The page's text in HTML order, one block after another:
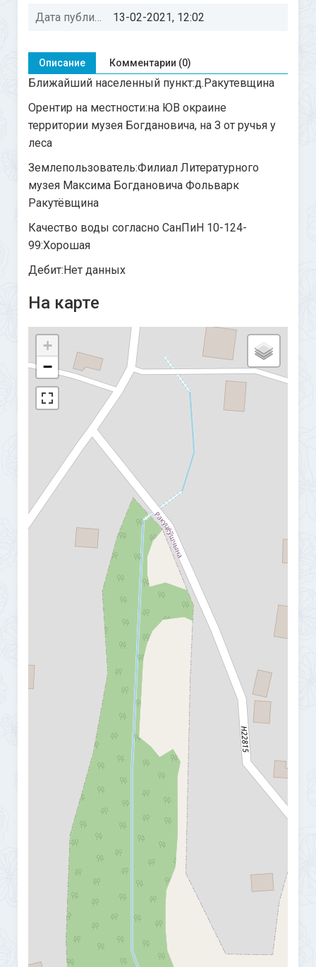
Дата публикации: 13-02-2021, 12:02
Описание Комментарии (0)
Ближайший населенный пункт:д.Ракутевщина
Орентир на местности:на ЮВ окраине
территории музея Богдановича, на З от ручья у
леса
Землепользователь:Филиал Литературного
музея Максима Богдановича Фольварк
Ракутёвщина
Качество воды согласно СанПиН 10-124-
99:Хорошая
Дебит:Нет данных
На карте
+
−